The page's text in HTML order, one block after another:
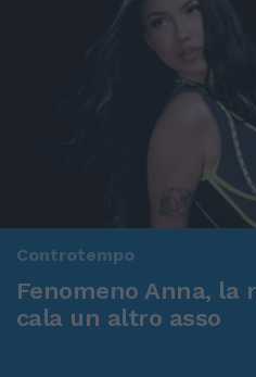
Controtempo
Fenomeno Anna, la
cala un altro asso